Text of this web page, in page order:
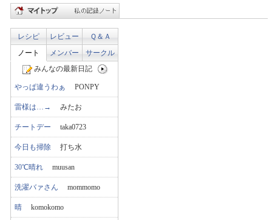
レシピ レビュー
Ｑ＆Ａ
ノート
メンバー
サークル
みんなの最新日記
やっぱ違うわぁ PONPY
雷様は…→ みたお
チートデー taka0723
今日も掃除 打ち水
30℃晴れ muusan
洗濯バァさん mommomo
晴 komokomo